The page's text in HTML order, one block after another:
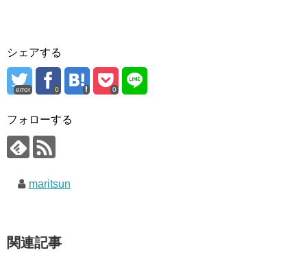
シェアする
error 0 0
フォローする
maritsun
関連記事